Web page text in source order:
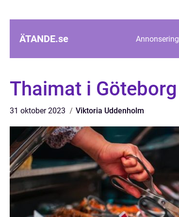
ÄTANDE.se Annonsering
Thaimat i Göteborg
31 oktober 2023 Viktoria Uddenholm